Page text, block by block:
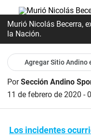
Murió Nicolás Becerra,
la Nación.
Agregar Sitio Andino
PorSección Andino
11 de febrero de 2020 -
Los incidentes